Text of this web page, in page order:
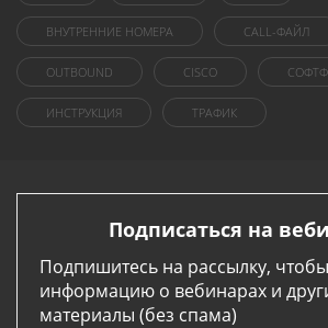
ВНУТРЕННИЕ НОМЕРА CALL-ФАЙЛ
OUTBOUND CISCO
ИНСТРУКЦИЯ ТРАФИК
Подписаться на
Подпишитесь на рассылку,
информацию о вебинарах и
материалы (без спама)